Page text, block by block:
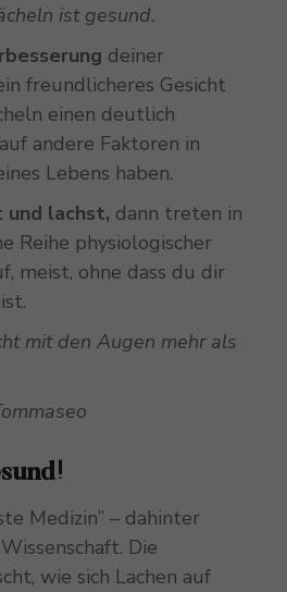
ist gesund.
deiner
freundlicheres Gesicht
einen deutlich
andere Faktoren in
Lebens haben.
und lachst, dann treten in
Reihe physiologischer
meist, ohne dass du dir
mit den Augen mehr als
Medizin” – dahinter
Die
wie sich Lachen auf